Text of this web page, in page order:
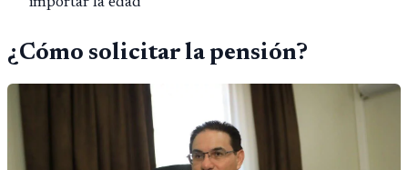
¿Cómo solicitar la pensión?